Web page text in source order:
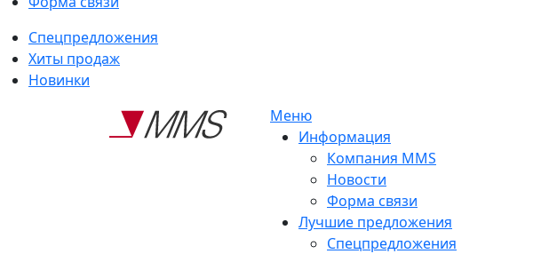
Спецпредложения
Хиты продаж
Новинки
Меню
Информация
Компания MMS
Новости
Форма связи
Лучшие предложения
Спецпредложения